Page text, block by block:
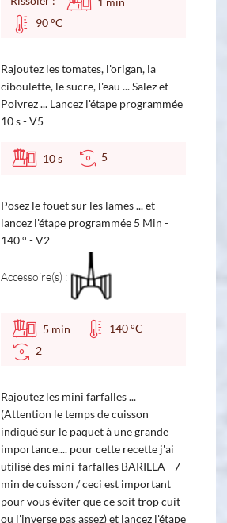
90 °C
Rajoutez les tomates, l'origan, la
ciboulette, le sucre, l'eau ... Salez et
Poivrez ... Lancez l'étape programmée
10 s - V5
10s 5
Posez le fouet sur les lames ... et
lancez l'étape programmée 5 Min -
140 ° - V2
Accessoire(s) :
5 min
140 °C
2
Rajoutez les mini farfalles ...
(Attention le temps de cuisson
indiqué sur le paquet à une grande
importance.... pour cette recette j'ai
utilisé des mini-farfalles BARILLA - 7
min de cuisson / ceci est important
pour vous éviter que ce soit trop cuit
ou l'inverse pas assez) et lancez l'étape